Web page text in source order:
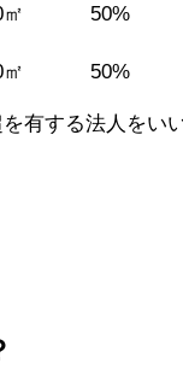
50%
50%
有する法人をい